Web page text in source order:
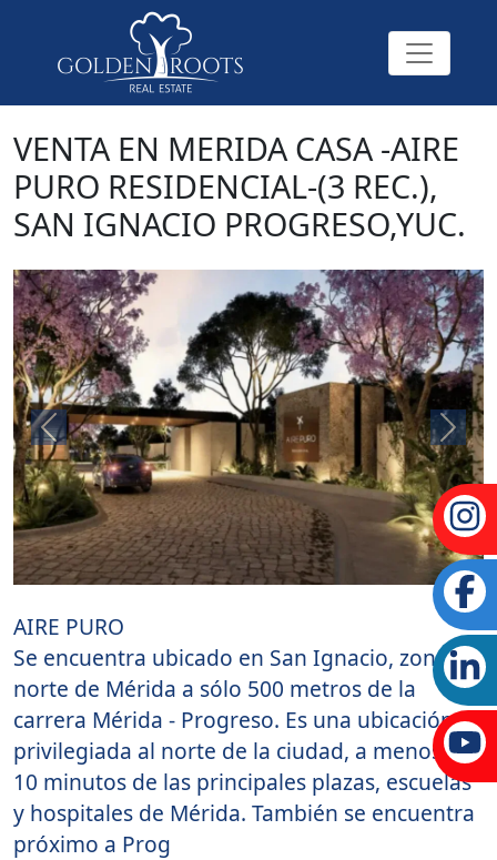
VENTA EN MERIDA CASA -AIRE
PURO RESIDENCIAL-(3 REC.),
SAN IGNACIO PROGRESO,YUC.
Previous Next
AIRE PURO
Se encuentra ubicado en San Ignacio, zona al
norte de Mérida a sólo 500 metros de la
carrera Mérida - Progreso. Es una ubicación
privilegiada al norte de la ciudad, a menos de
10 minutos de las principales plazas, escuelas
y hospitales de Mérida. También se encuentra
próximo a Prog